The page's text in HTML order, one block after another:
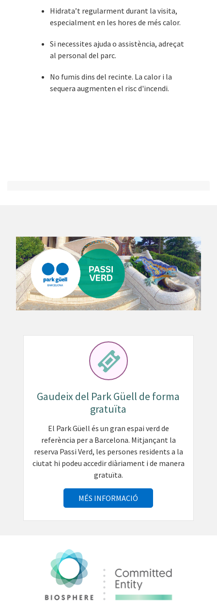
Hidrata’t regularment durant la visita,
especialment en les hores de més calor.
Si necessites ajuda o assistència, adreçat
al personal del parc.
No fumis dins del recinte. La calor i la
sequera augmenten el risc d'incendi.
Gaudeix del Park Güell de forma
gratuïta
El Park Güell és un gran espai verd de
referència per a Barcelona. Mitjançant la
reserva Passi Verd, les persones residents a la
ciutat hi podeu accedir diàriament i de manera
gratuïta.
MÉS INFORMACIÓ